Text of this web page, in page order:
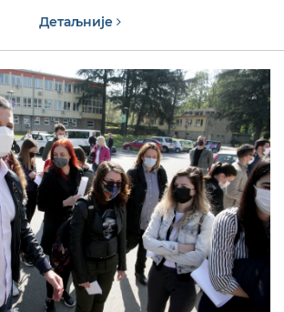
Детаљније